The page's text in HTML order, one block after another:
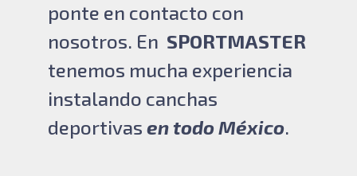
ponte en contacto con
nosotros. En SPORTMASTER
tenemos mucha experiencia
instalando canchas
deportivas en todo México.